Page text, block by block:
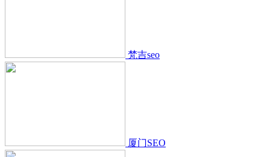
梵吉seo
厦门SEO